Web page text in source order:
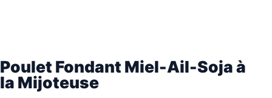
Poulet Fondant Miel-Ail-Soja à
la Mijoteuse